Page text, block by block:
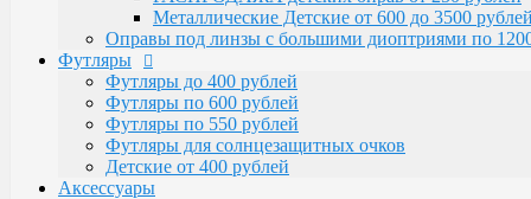
Аксессуары
Распродажа
Металлические Детские от 600 до 3500 рублей
Оправы под линзы с большими диоптриями по
Футляры
Футляры до 400 рублей
Футляры по 600 рублей
Футляры по 550 рублей
Футляры для солнцезащитных очков
Детские от 400 рублей
Аксессуары